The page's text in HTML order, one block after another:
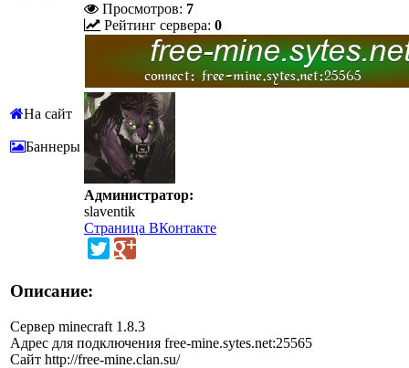
На сайт
Баннеры
Просмотров: 7
Рейтинг сервера: 0
Администратор:
slaventik
Страница ВКонтакте
Описание:
Сервер minecraft 1.8.3
Адрес для подключения free-mine.sytes.net:25565
Сайт http://free-mine.clan.su/